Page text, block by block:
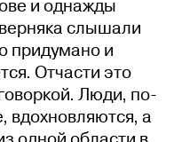
и однажды
слышали
придумано и
Отчасти это
Люди, по-
вдохновляются, а